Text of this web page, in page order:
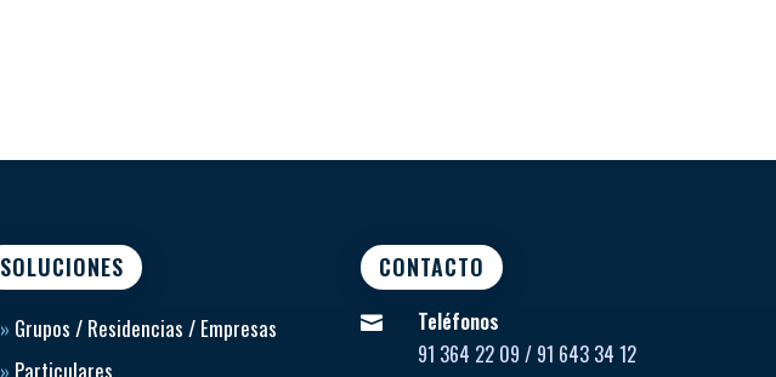
SOLUCIONES
» Grupos / Residencias / Empresas
» Particulares
CONTACTO

Teléfonos
91 364 22 09 / 91 643 34 12